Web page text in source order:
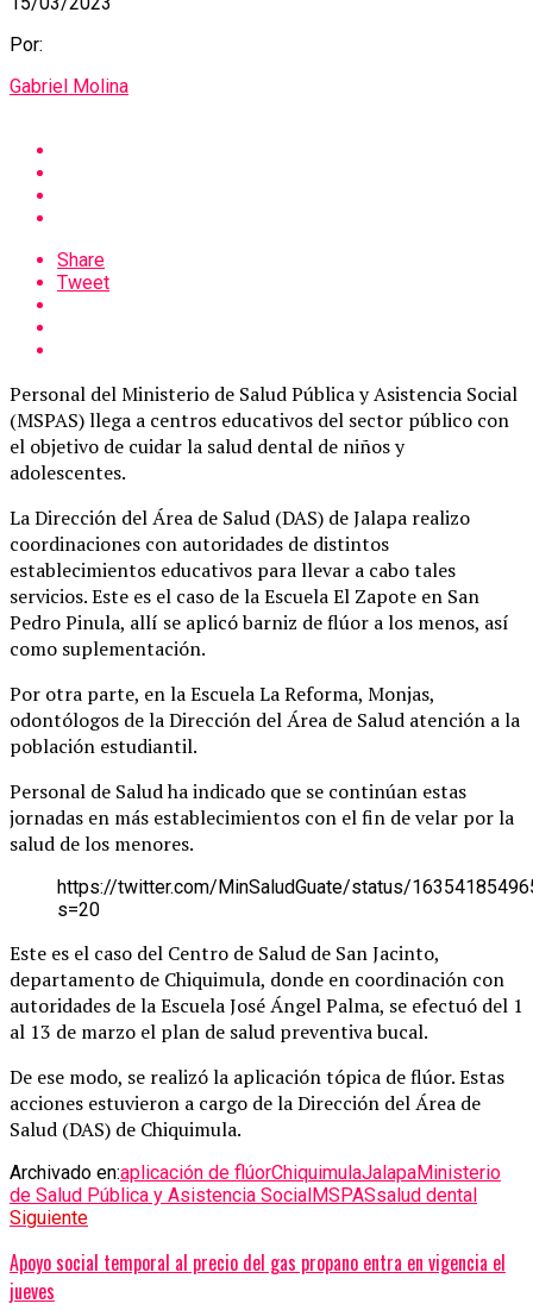
Por:
Gabriel Molina
Share
Tweet
Personal del Ministerio de Salud Pública y Asistencia Social
(MSPAS) llega a centros educativos del sector público con
el objetivo de cuidar la salud dental de niños y
adolescentes.
La Dirección del Área de Salud (DAS) de Jalapa realizo
coordinaciones con autoridades de distintos
establecimientos educativos para llevar a cabo tales
servicios. Este es el caso de la Escuela El Zapote en San
Pedro Pinula, allí se aplicó barniz de flúor a los menos, así
como suplementación.
Por otra parte, en la Escuela La Reforma, Monjas,
odontólogos de la Dirección del Área de Salud atención a la
población estudiantil.
Personal de Salud ha indicado que se continúan estas
jornadas en más establecimientos con el fin de velar por la
salud de los menores.
https://twitter.com/MinSaludGuate/status/
s=20
Este es el caso del Centro de Salud de San Jacinto,
departamento de Chiquimula, donde en coordinación con
autoridades de la Escuela José Ángel Palma, se efectuó del 1
al 13 de marzo el plan de salud preventiva bucal.
De ese modo, se realizó la aplicación tópica de flúor. Estas
acciones estuvieron a cargo de la Dirección del Área de
Salud (DAS) de Chiquimula.
Archivado en:aplicación de flúorChiquimulaJalapaMinisterio
de Salud Pública y Asistencia SocialMSPASsalud dental
Siguiente
Apoyo social temporal al precio del gas propano entra en vigencia el
jueves